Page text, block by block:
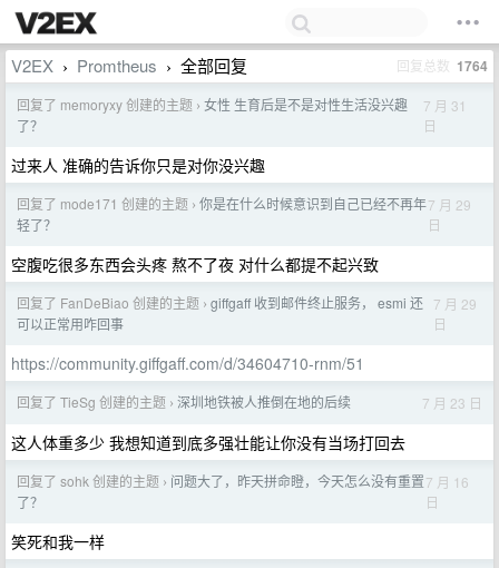
V2EX › Promtheus › 全部回复 回复总数 1764
回复了 memoryxy 创建的主题 › 女性 生育后是不是对性生活没兴趣
了？
7 月 31
日
过来人 准确的告诉你只是对你没兴趣
回复了 mode171 创建的主题 › 你是在什么时候意识到自己已经不再年
轻了？
7 月 29
日
空腹吃很多东西会头疼 熬不了夜 对什么都提不起兴致
回复了 FanDeBiao 创建的主题 › giffgaff 收到邮件终止服务， esmi 还
可以正常用咋回事
7 月 29
日
https://community.giffgaff.com/d/34604710-rnm/51
回复了 TieSg 创建的主题 › 深圳地铁被人推倒在地的后续 7 月 23 日
这人体重多少 我想知道到底多强壮能让你没有当场打回去
回复了 sohk 创建的主题 › 问题大了，昨天拼命瞪，今天怎么没有重置
了？
7 月 16
日
笑死和我一样